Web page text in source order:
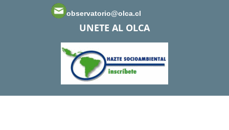
observatorio@olca.cl
UNETE AL OLCA